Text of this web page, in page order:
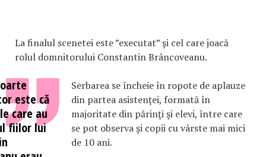
La finalul scenetei este ”executat” şi cel care joacă
rolul domnitorului Constantin Brâncoveanu.
este că
care au
fiilor lui
Serbarea se încheie în ropote de aplauze
din partea asistenţei, formată în
majoritate din părinţi şi elevi, între care
se pot observa şi copii cu vârste mai mici
de 10 ani.